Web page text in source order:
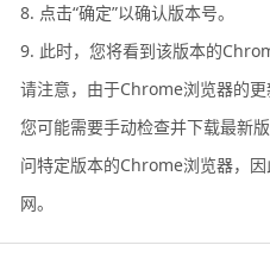
8. 点击“确定”以确认版本号。
9. 此时，您将看到该版本的
请注意，由于Chrome浏览器的
您可能需要手动检查并下载最新
问特定版本的Chrome浏览器，
网。